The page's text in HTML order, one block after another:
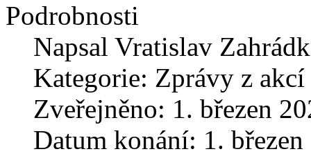
Podrobnosti
Napsal Vratislav
Kategorie: Zprávy z akcí
Zveřejněno: 1. březen
Datum konání: 1. březen